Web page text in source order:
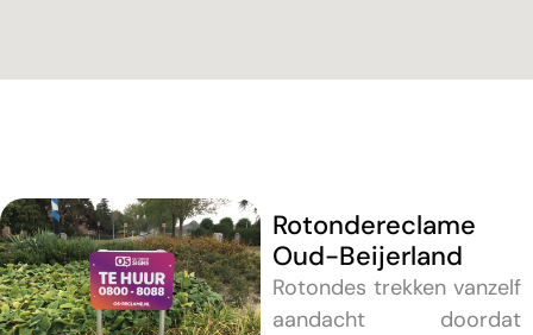
Rotondereclame
Oud-Beijerland
Rotondes trekken vanzelf
aandacht doordat